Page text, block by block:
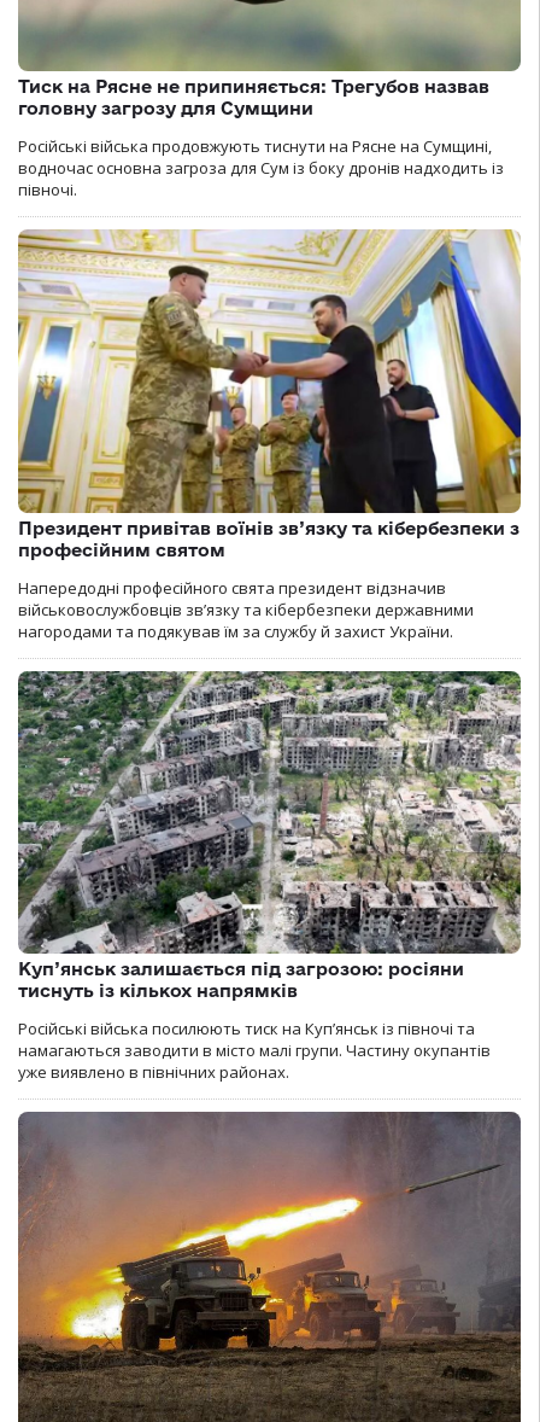
Тиск на Рясне не припиняється: Трегубов назвав
головну загрозу для Сумщини
Російські війська продовжують тиснути на Рясне на Сумщині,
водночас основна загроза для Сум із боку дронів надходить із
півночі.
Президент привітав воїнів зв’язку та кібербезпеки з
професійним святом
Напередодні професійного свята президент відзначив
військовослужбовців зв’язку та кібербезпеки державними
нагородами та подякував їм за службу й захист України.
Куп’янськ залишається під загрозою: росіяни
тиснуть із кількох напрямків
Російські війська посилюють тиск на Куп’янськ із півночі та
намагаються заводити в місто малі групи. Частину окупантів
уже виявлено в північних районах.